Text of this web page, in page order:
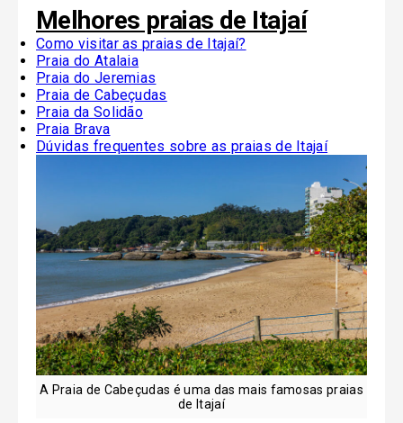
Melhores praias de Itajaí
Como visitar as praias de Itajaí?
Praia do Atalaia
Praia do Jeremias
Praia de Cabeçudas
Praia da Solidão
Praia Brava
Dúvidas frequentes sobre as praias de Itajaí
A Praia de Cabeçudas é uma das mais famosas praias
de Itajaí